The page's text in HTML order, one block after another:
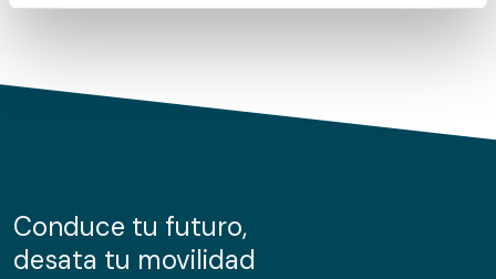
de cookies.
información sobre el uso que haga del sitio web con
nuestros partners de redes sociales, publicidad y análisis
Conduce tu futuro,
desata tu movilidad